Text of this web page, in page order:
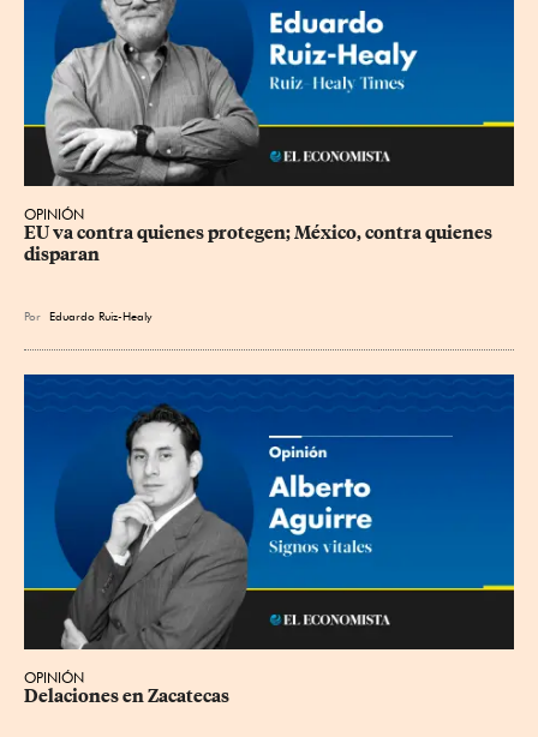
OPINIÓN
EU va contra quienes protegen; México, contra quienes
disparan
Por Eduardo Ruiz-Healy
OPINIÓN
Delaciones en Zacatecas